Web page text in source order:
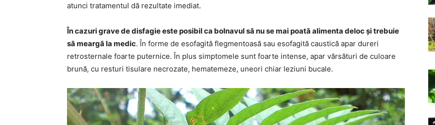
atunci tratamentul dă rezultate imediat.
În cazuri grave de disfagie este posibil ca bolnavul să nu se mai poată alimenta deloc și trebuie
să meargă la medic. În forme de esofagită flegmentoasă sau esofagită caustică apar dureri
retrosternale foarte puternice. În plus simptomele sunt foarte intense, apar vărsături de culoare
brună, cu resturi tisulare necrozate, hematemeze, uneori chiar leziuni bucale.